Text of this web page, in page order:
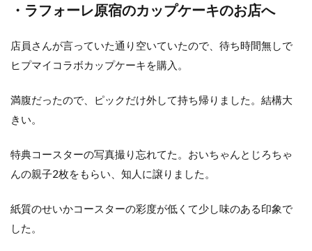
・ラフォーレ原宿のカップケーキのお店へ
店員さんが言っていた通り空いていたので、待ち時間無しで
ヒプマイコラボカップケーキを購入。
満腹だったので、ピックだけ外して持ち帰りました。結構大
きい。
特典コースターの写真撮り忘れてた。おいちゃんとじろちゃ
んの親子2枚をもらい、知人に譲りました。
紙質のせいかコースターの彩度が低くて少し味のある印象で
した。